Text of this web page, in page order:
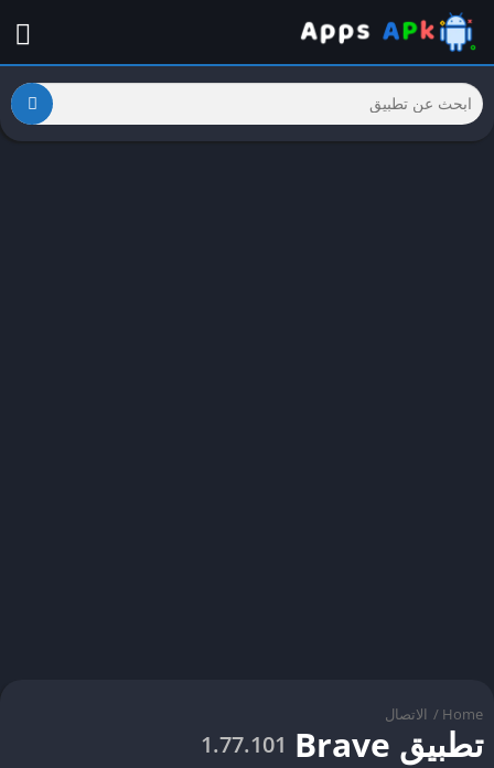
Home
/ الاتصال
تطبيق Brave 1.77.101